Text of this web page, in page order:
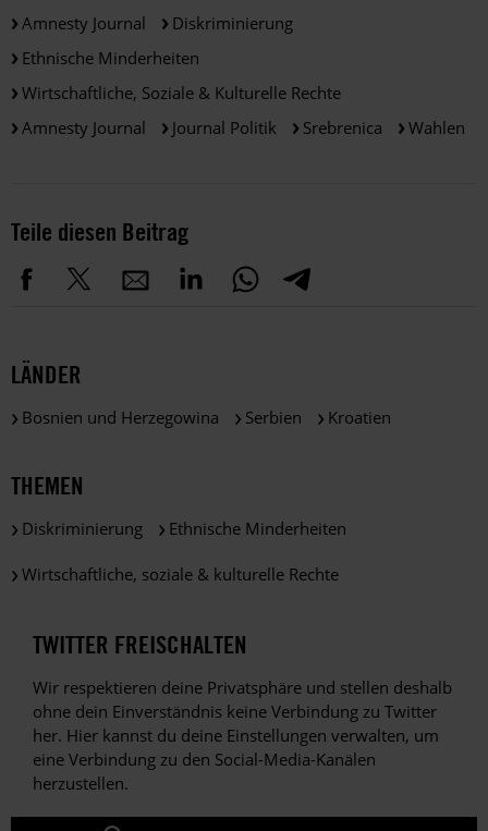
Amnesty Journal
Diskriminierung
Ethnische Minderheiten
Wirtschaftliche, Soziale & Kulturelle Rechte
Amnesty Journal
Journal Politik Srebrenica Wahlen
Teile diesen Beitrag
LÄNDER
Bosnien und Herzegowina Serbien Kroatien
THEMEN
Diskriminierung Ethnische Minderheiten
Wirtschaftliche, soziale & kulturelle Rechte
TWITTER FREISCHALTEN
Wir respektieren deine Privatsphäre und stellen deshalb
ohne dein Einverständnis keine Verbindung zu Twitter
her. Hier kannst du deine Einstellungen verwalten, um
eine Verbindung zu den Social-Media-Kanälen
herzustellen.